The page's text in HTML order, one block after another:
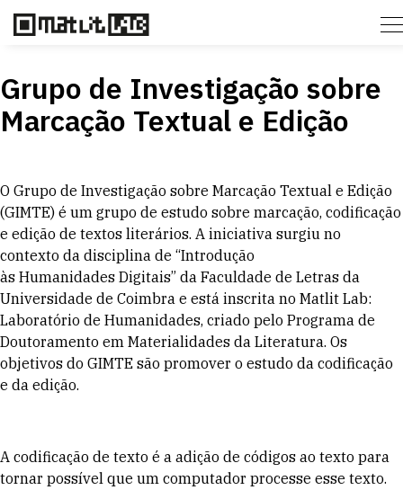
Grupo de Investigação sobre
Marcação Textual e Edição
O Grupo de Investigação sobre Marcação Textual e Edição
(GIMTE) é um grupo de estudo sobre marcação, codificação
e edição de textos literários. A iniciativa surgiu no
contexto da disciplina de “Introdução
às Humanidades Digitais” da Faculdade de Letras da
Universidade de Coimbra e está inscrita no Matlit Lab:
Laboratório de Humanidades, criado pelo Programa de
Doutoramento em Materialidades da Literatura. Os
objetivos do GIMTE são promover o estudo da codificação
e da edição.
A codificação de texto é a adição de códigos ao texto para
tornar possível que um computador processe esse texto.